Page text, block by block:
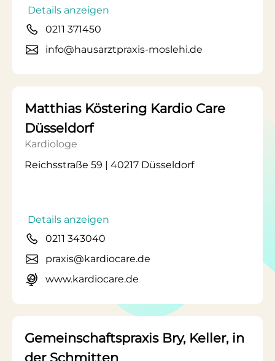
Details anzeigen
0211 371450
info@hausarztpraxis-moslehi.de
Matthias Köstering Kardio Care
Düsseldorf
Kardiologe
Reichsstraße 59 | 40217 Düsseldorf
Details anzeigen
0211 343040
praxis@kardiocare.de
www.kardiocare.de
Gemeinschaftspraxis Bry, Keller, in
der Schmitten